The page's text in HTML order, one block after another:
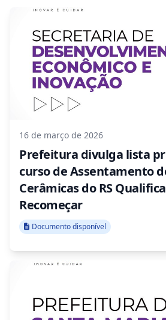
16 de março de 2026
Prefeitura divulga lista
curso de Assentamento
Cerâmicas do RS
Recomeçar
Documento disponível